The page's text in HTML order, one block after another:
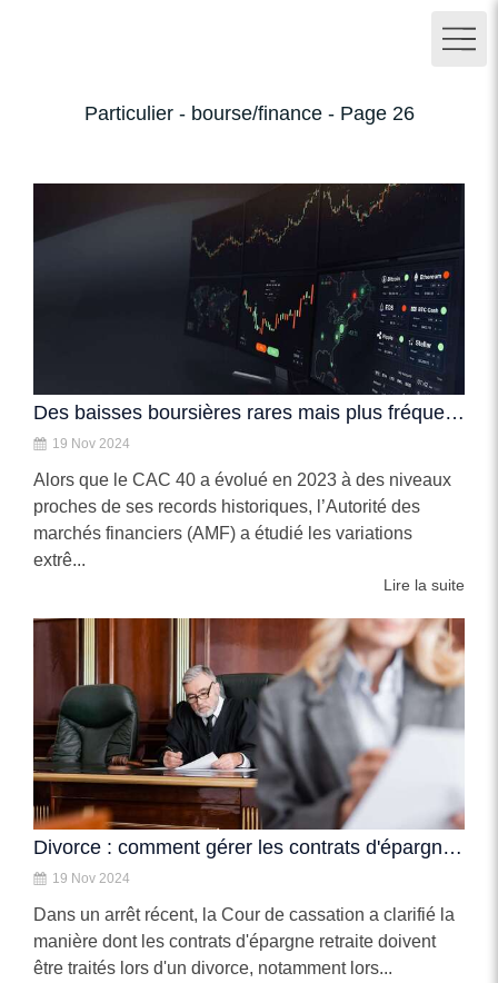
Particulier - bourse/finance - Page 26
Des baisses boursières rares mais plus fréquentes à Paris
19 Nov 2024
Alors que le CAC 40 a évolué en 2023 à des niveaux
proches de ses records historiques, l’Autorité des
marchés financiers (AMF) a étudié les variations
extrê...
Lire la suite
Divorce : comment gérer les contrats d'épargne retraite de manière équitable ?
19 Nov 2024
Dans un arrêt récent, la Cour de cassation a clarifié la
manière dont les contrats d'épargne retraite doivent
être traités lors d'un divorce, notamment lors...